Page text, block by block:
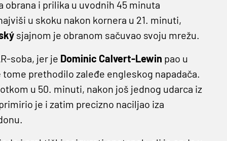
obrana i prilika u uvodnih 45 minuta
u skoku nakon kornera u 21. minuti,
sjajnom je obranom sačuvao svoju mrežu.
soba, jer je Dominic Calvert-Lewin pao u
prethodilo zaleđe engleskog napadača.
u 50. minuti, nakon još jednog udarca iz
je i zatim precizno naciljao iza